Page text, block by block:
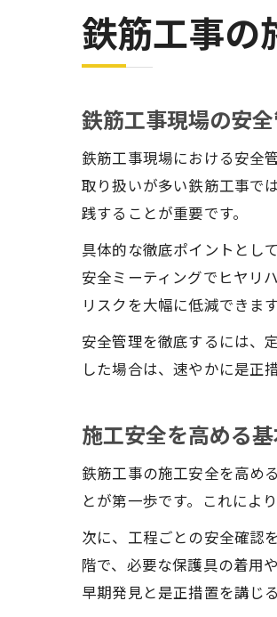
鉄筋工事の
鉄筋工事現場の安
鉄筋工事現場における安全
取り扱いが多い鉄筋工事で
践することが重要です。
具体的な徹底ポイントとし
安全ミーティングでヒヤリ
リスクを大幅に低減できます
安全管理を徹底するには、
した場合は、速やかに是正
施工安全を高める
鉄筋工事の施工安全を高め
とが第一歩です。これによ
次に、工程ごとの安全確認
階で、必要な保護具の着用
早期発見と是正措置を講じ